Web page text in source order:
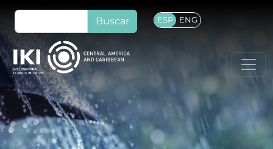
Pasar al contenido principal
Buscar ESP ENG